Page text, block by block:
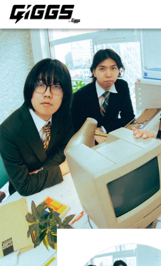
ライブ体験をもっと楽しく
に。
こちら